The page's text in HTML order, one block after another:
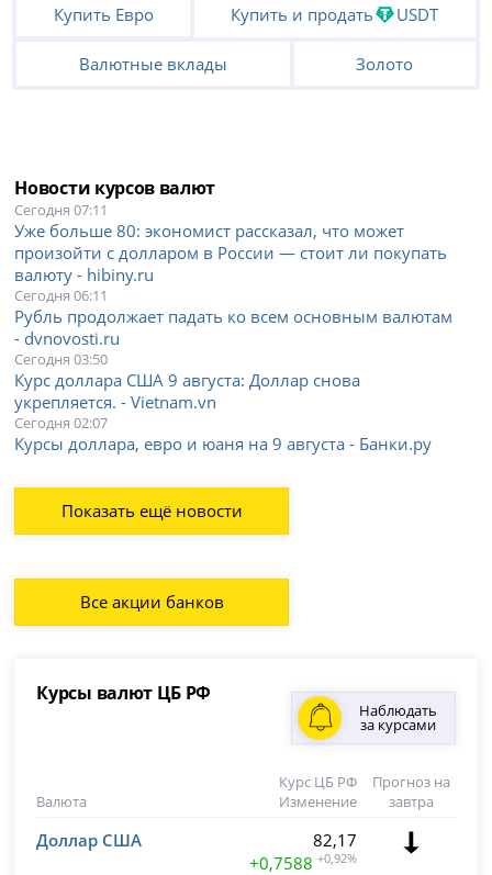
Купить Евро Купить и продать USDT
Валютные вклады Золото
Новости курсов валют
Сегодня 07:11
Уже больше 80: экономист рассказал, что может
произойти с долларом в России — стоит ли покупать
валюту - hibiny.ru
Сегодня 06:11
Рубль продолжает падать ко всем основным валютам
- dvnovosti.ru
Сегодня 03:50
Курс доллара США 9 августа: Доллар снова
укрепляется. - Vietnam.vn
Сегодня 02:07
Курсы доллара, евро и юаня на 9 августа - Банки.ру
Показать ещё новости
Все акции банков
Курсы валют ЦБ РФ
Наблюдать
за курсами
Валюта
Курс ЦБ РФ
Изменение
Прогноз на
завтра
Доллар США
82,17
+0,7588 +0,92%